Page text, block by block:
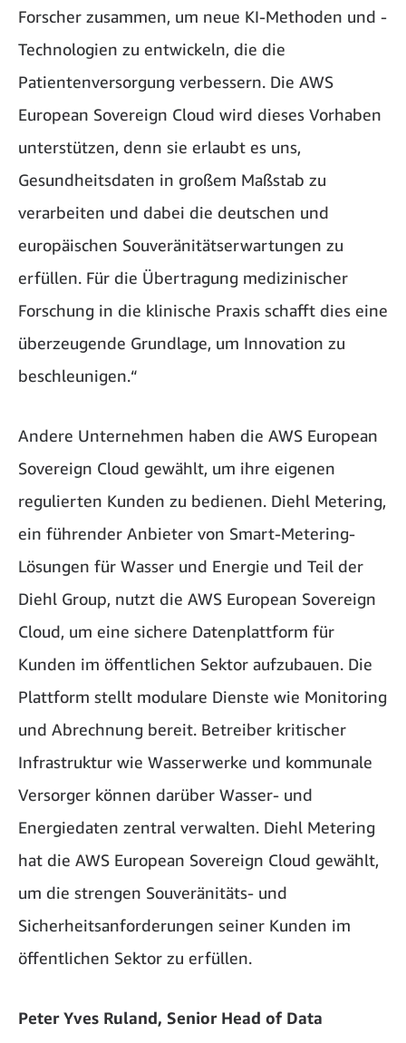
Forscher zusammen, um neue KI-Methoden und -
Technologien zu entwickeln, die die
Patientenversorgung verbessern. Die AWS
European Sovereign Cloud wird dieses Vorhaben
unterstützen, denn sie erlaubt es uns,
Gesundheitsdaten in großem Maßstab zu
verarbeiten und dabei die deutschen und
europäischen Souveränitätserwartungen zu
erfüllen. Für die Übertragung medizinischer
Forschung in die klinische Praxis schafft dies eine
überzeugende Grundlage, um Innovation zu
beschleunigen.“
Andere Unternehmen haben die AWS European
Sovereign Cloud gewählt, um ihre eigenen
regulierten Kunden zu bedienen. Diehl Metering,
ein führender Anbieter von Smart-Metering-
Lösungen für Wasser und Energie und Teil der
Diehl Group, nutzt die AWS European Sovereign
Cloud, um eine sichere Datenplattform für
Kunden im öffentlichen Sektor aufzubauen. Die
Plattform stellt modulare Dienste wie Monitoring
und Abrechnung bereit. Betreiber kritischer
Infrastruktur wie Wasserwerke und kommunale
Versorger können darüber Wasser- und
Energiedaten zentral verwalten. Diehl Metering
hat die AWS European Sovereign Cloud gewählt,
um die strengen Souveränitäts- und
Sicherheitsanforderungen seiner Kunden im
öffentlichen Sektor zu erfüllen.
Peter Yves Ruland, Senior Head of Data